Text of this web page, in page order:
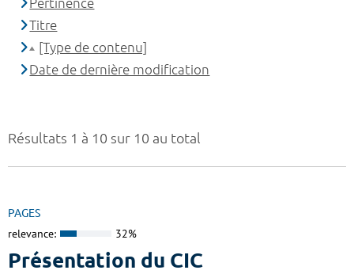
Résultats 1 à 10 sur 10 au total
PAGES
relevance: 32%
Présentation du CIC
Titre
[Type de contenu]
Date de dernière modification